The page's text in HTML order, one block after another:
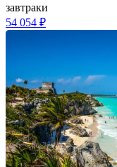
завтраки
54 054 ₽